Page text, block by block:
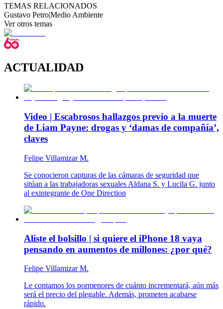
TEMAS RELACIONADOS
Gustavo Petro|Medio Ambiente
Ver otros temas
ACTUALIDAD
Video | Escabrosos hallazgos previo a la muerte
de Liam Payne: drogas y ‘damas de compañía’,
claves
Felipe Villamizar M.
Se conocieron capturas de las cámaras de seguridad que
sitúan a las trabajadoras sexuales Aldana S. y Lucila G. junto
al exintegrante de One Direction
Aliste el bolsillo | si quiere el iPhone 18 vaya
pensando en aumentos de millones: ¿por qué?
Felipe Villamizar M.
Le contamos los pormenores de cuánto incrementará, aún más
será el precio del plegable. Además, prometen acabarse
rápido.